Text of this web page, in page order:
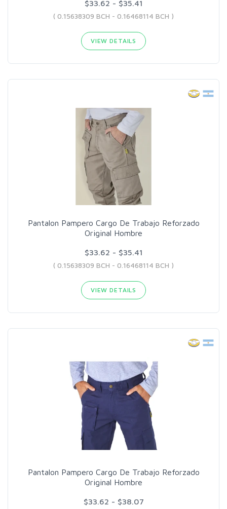
$33.62 - $35.41
( 0.15638309 BCH - 0.16468114 BCH )
VIEW DETAILS
Pantalon Pampero Cargo De Trabajo Reforzado
Original Hombre
$33.62 - $35.41
( 0.15638309 BCH - 0.16468114 BCH )
VIEW DETAILS
Pantalon Pampero Cargo De Trabajo Reforzado
Original Hombre
$33.62 - $38.07